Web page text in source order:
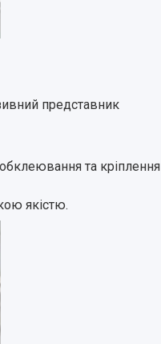
представник
обклеювання та кріплення
якістю.